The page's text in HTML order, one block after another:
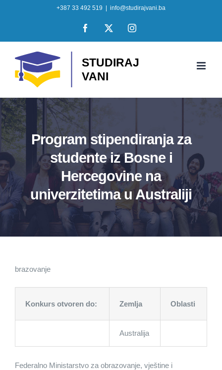
+387 33 492 519 info@studirajvani.ba
Facebook
X Instagram
Program stipendiranja za
studente iz Bosne i
Hercegovine na
univerzitetima u Australiji
brazovanje
Konkurs otvoren do: Zemlja Oblasti
Australija
Federalno Ministarstvo za obrazovanje, vještine i